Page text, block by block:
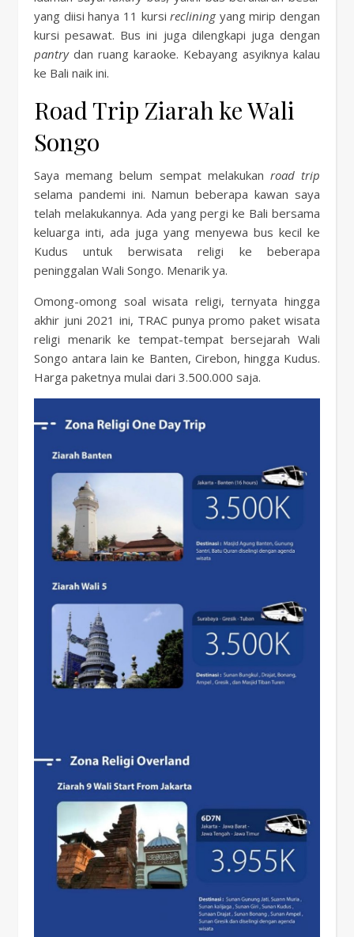
yang diisi hanya 11 kursireclining yang mirip dengan
kursi pesawat. Bus ini juga dilengkapi juga dengan
pantry dan ruang karaoke. Kebayang asyiknya kalau
ke Bali naik ini.
Road Trip Ziarah ke Wali
Songo
Saya memang belum sempat melakukan road trip
selama pandemi ini. Namun beberapa kawan saya
telah melakukannya. Ada yang pergi ke Bali bersama
keluarga inti, ada juga yang menyewa bus kecil ke
Kudus untuk berwisata religi ke beberapa
peninggalan Wali Songo. Menarik ya.
Omong-omong soal wisata religi, ternyata hingga
akhir juni 2021 ini, TRAC punya promo paket wisata
religi menarik ke tempat-tempat bersejarah Wali
Songo antara lain ke Banten, Cirebon, hingga Kudus.
Harga paketnya mulai dari 3.500.000 saja.